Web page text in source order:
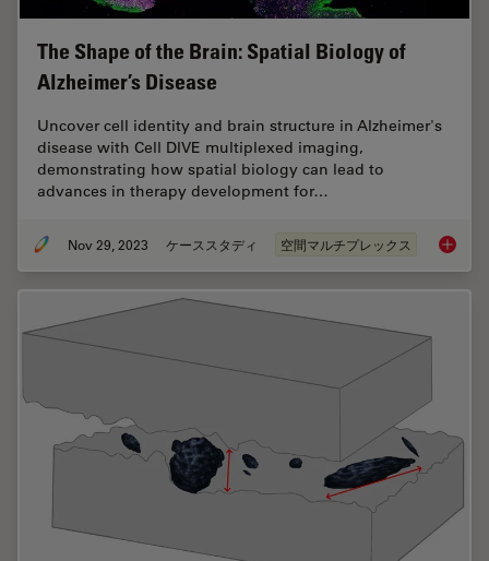
The Shape of the Brain: Spatial Biology of
Alzheimer’s Disease
Uncover cell identity and brain structure in Alzheimer's
disease with Cell DIVE multiplexed imaging,
demonstrating how spatial biology can lead to
advances in therapy development for…
Nov 29, 2023 ケーススタディ 空間マルチプレックス The